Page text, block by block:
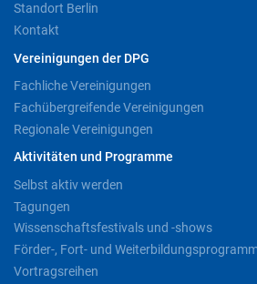
Standort Berlin
Kontakt
Vereinigungen der DPG
Fachliche Vereinigungen
Fachübergreifende Vereinigungen
Regionale Vereinigungen
Aktivitäten und Programme
Selbst aktiv werden
Tagungen
Wissenschaftsfestivals und -shows
Förder-, Fort- und
Vortragsreihen